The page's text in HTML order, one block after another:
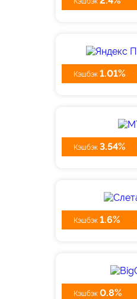
Кэшбэк 1.01%
Кэшбэк 3.54%
Кэшбэк 1.6%
Кэшбэк 0.8%